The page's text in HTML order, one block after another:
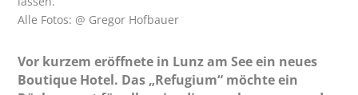
Alle Fotos: @ Gregor Hofbauer
Vor kurzem eröffnete in Lunz am See ein neues
Boutique Hotel. Das „Refugium“ möchte ein